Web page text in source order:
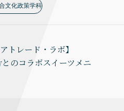
文化政策学科
トレード・ラボ】
のコラボスイーツメニ